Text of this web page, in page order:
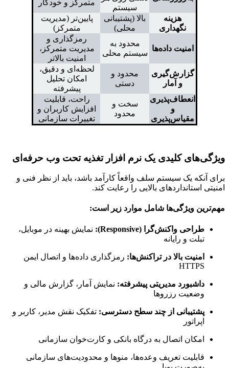
سیستم
متمرکز و خودکار
هزینه
نگهداری
بالا (پشتیبانی
محلی)
پایین‌تر (مدیریت
متمرکز)
امنیت داده‌ها
محدود به
سیستم محلی
رمزگذاری و
مدیریت متمرکز،
امنیت بالاتر
گزارش‌گیری
و آمار
محدود و
دستی
لحظه‌ای و دقیق،
امکان تحلیل
پیشرفته
انعطاف‌پذیری
و
مقیاس‌پذیری
سخت و
محدود
راحت، قابلیت
افزایش کاربران و
تغییرات سازمانی
ویژگی‌های کلیدی یک نرم افزار تغذیه تحت وب حرفه‌ای
برای آنکه یک سیستم سلف واقعاً کارآمد باشد، باید از نظر فنی و
امنیتی استانداردهای بالایی را رعایت کند.
مهم‌ترین ویژگی‌ها شامل موارد زیر است:
طراحی واکنش‌گرا (Responsive):
نمایش بهینه در موبایل،
تبلت و رایانه
امنیت بالا در تراکنش‌ها: رمزگذاری داده‌ها و اتصال ایمن
HTTPS
داشبورد مدیریتی پیشرفته: نمایش آمار، گزارش مالی و
وضعیت رزروها
پشتیبانی از چند سطح دسترسی: تفکیک نقش مدیر، کاربر و
اپراتور
امکان اتصال به درگاه بانکی و کارت‌خوان سازمانی
قابلیت تعریف وعده‌ها، منوها و محدودیت‌های سازمانی